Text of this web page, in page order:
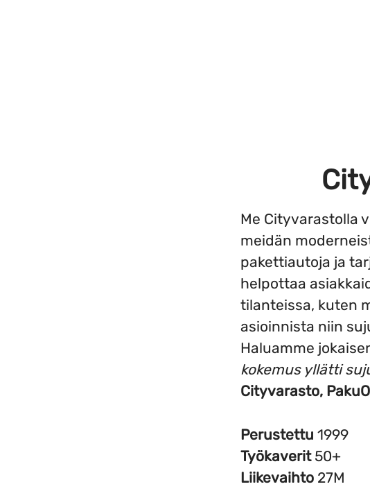
Me Cityvarastolla
meidän
pakettiautoja ja
helpottaa
tilanteissa, kuten
asioinnista niin
Haluamme
kokemus yllätti
Cityvarasto,
Perustettu 1999
Työkaverit 50+
Liikevaihto 27M